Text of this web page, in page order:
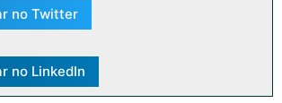
no Twitter
no LinkedIn